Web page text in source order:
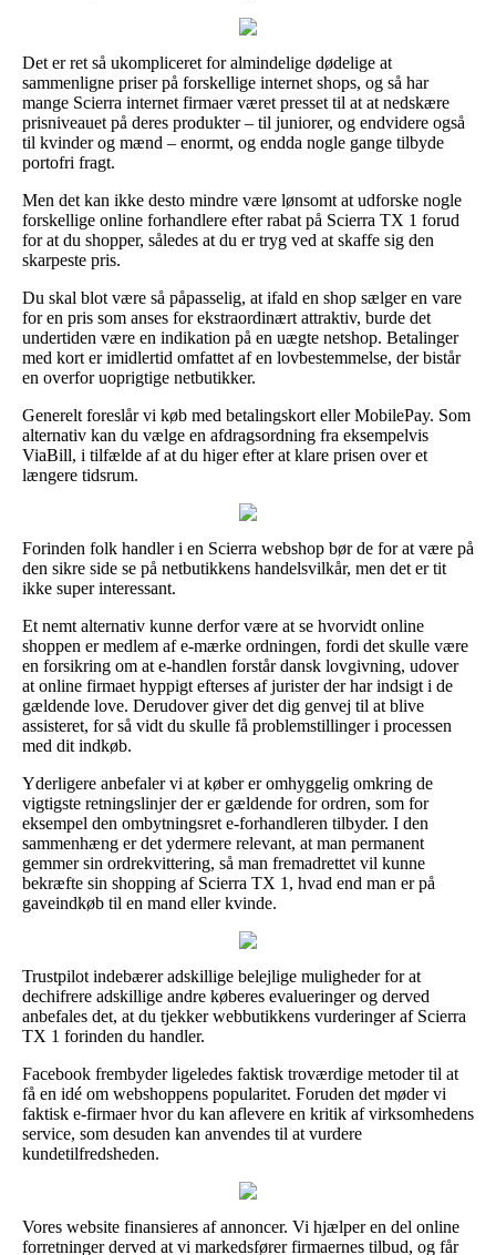
Det er ret så ukompliceret for almindelige dødelige at
sammenligne priser på forskellige internet shops, og så har
mange Scierra internet firmaer været presset til at at nedskære
prisniveauet på deres produkter – til juniorer, og endvidere også
til kvinder og mænd – enormt, og endda nogle gange tilbyde
portofri fragt.
Men det kan ikke desto mindre være lønsomt at udforske nogle
forskellige online forhandlere efter rabat på Scierra TX 1 forud
for at du shopper, således at du er tryg ved at skaffe sig den
skarpeste pris.
Du skal blot være så påpasselig, at ifald en shop sælger en vare
for en pris som anses for ekstraordinært attraktiv, burde det
undertiden være en indikation på en uægte netshop. Betalinger
med kort er imidlertid omfattet af en lovbestemmelse, der bistår
en overfor uoprigtige netbutikker.
Generelt foreslår vi køb med betalingskort eller MobilePay. Som
alternativ kan du vælge en afdragsordning fra eksempelvis
ViaBill, i tilfælde af at du higer efter at klare prisen over et
længere tidsrum.
Forinden folk handler i en Scierra webshop bør de for at være på
den sikre side se på netbutikkens handelsvilkår, men det er tit
ikke super interessant.
Et nemt alternativ kunne derfor være at se hvorvidt online
shoppen er medlem af e-mærke ordningen, fordi det skulle være
en forsikring om at e-handlen forstår dansk lovgivning, udover
at online firmaet hyppigt efterses af jurister der har indsigt i de
gældende love. Derudover giver det dig genvej til at blive
assisteret, for så vidt du skulle få problemstillinger i processen
med dit indkøb.
Yderligere anbefaler vi at køber er omhyggelig omkring de
vigtigste retningslinjer der er gældende for ordren, som for
eksempel den ombytningsret e-forhandleren tilbyder. I den
sammenhæng er det ydermere relevant, at man permanent
gemmer sin ordrekvittering, så man fremadrettet vil kunne
bekræfte sin shopping af Scierra TX 1, hvad end man er på
gaveindkøb til en mand eller kvinde.
Trustpilot indebærer adskillige belejlige muligheder for at
dechifrere adskillige andre køberes evalueringer og derved
anbefales det, at du tjekker webbutikkens vurderinger af Scierra
TX 1 forinden du handler.
Facebook frembyder ligeledes faktisk troværdige metoder til at
få en idé om webshoppens popularitet. Foruden det møder vi
faktisk e-firmaer hvor du kan aflevere en kritik af virksomhedens
service, som desuden kan anvendes til at vurdere
kundetilfredsheden.
Vores website finansieres af annoncer. Vi hjælper en del online
forretninger derved at vi markedsfører firmaernes tilbud, og får